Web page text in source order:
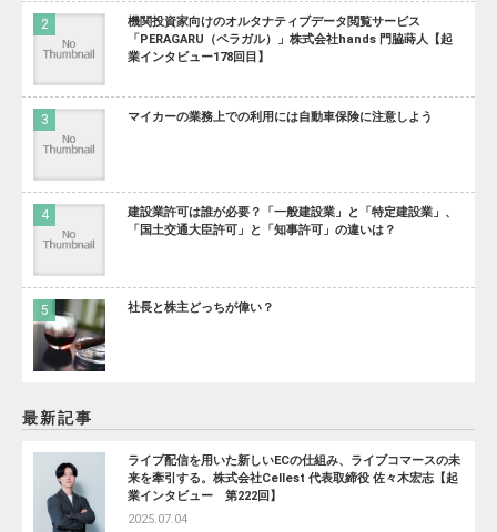
機関投資家向けのオルタナティブデータ閲覧サービス
「PERAGARU（ペラガル）」株式会社hands 門脇蒔人【起
業インタビュー178回目】
マイカーの業務上での利用には自動車保険に注意しよう
建設業許可は誰が必要？「一般建設業」と「特定建設業」、
「国土交通大臣許可」と「知事許可」の違いは？
社長と株主どっちが偉い？
最新記事
ライブ配信を用いた新しいECの仕組み、ライブコマースの未
来を牽引する。株式会社Cellest 代表取締役 佐々木宏志【起
業インタビュー 第222回】
2025.07.04